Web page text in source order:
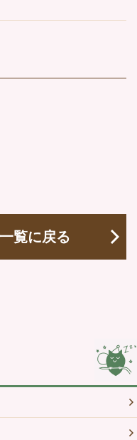
覧に戻る